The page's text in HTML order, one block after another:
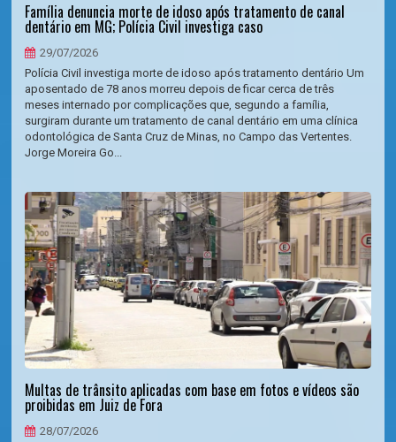
Família denuncia morte de idoso após tratamento de canal
dentário em MG; Polícia Civil investiga caso
29/07/2026
Polícia Civil investiga morte de idoso após tratamento dentário Um
aposentado de 78 anos morreu depois de ficar cerca de três
meses internado por complicações que, segundo a família,
surgiram durante um tratamento de canal dentário em uma clínica
odontológica de Santa Cruz de Minas, no Campo das Vertentes.
Jorge Moreira Go...
Multas de trânsito aplicadas com base em fotos e vídeos são
proibidas em Juiz de Fora
28/07/2026